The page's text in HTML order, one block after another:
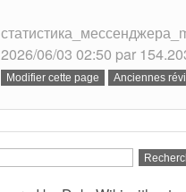
2026/06/03 02:50 par